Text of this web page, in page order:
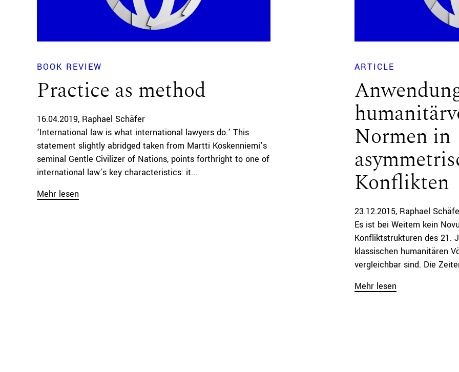
BOOK REVIEW
Practice as method
16.04.2019 Raphael Schäfer
‘International law is what international lawyers do.’ This
statement slightly abridged taken from Martti Koskenniemi’s
seminal Gentle Civilizer of Nations, points forthright to one of
international law’s key characteristics: it...
Mehr lesen
ARTICLE
Normen in
Konflikten
23.12.2015 Raphael
Es ist bei Weitem kein
Konfliktstrukturen des 21.
klassischen humanitären
vergleichbar sind. Die
Mehr lesen